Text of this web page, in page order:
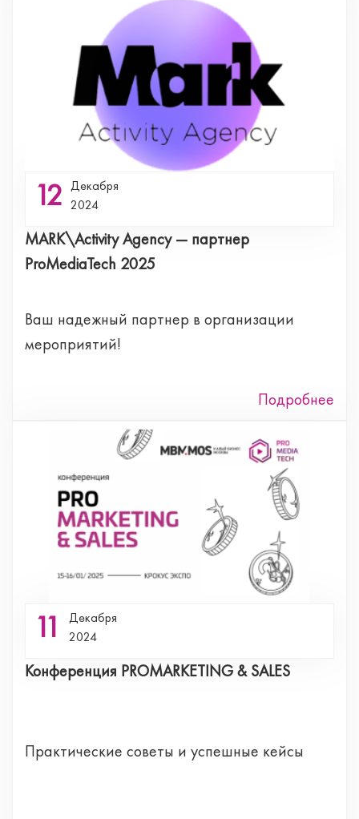
12 Декабря
2024
MARK\Activity Agency — партнер
ProMediaTech 2025
Ваш надежный партнер в организации
мероприятий!
Подробнее
11
Декабря
2024
Конференция PROMARKETING & SALES
Практические советы и успешные кейсы